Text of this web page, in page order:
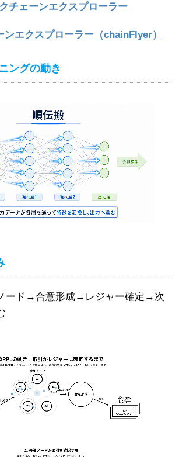
チェーンエクスプローラー
ンエクスプローラー（chainFlyer）
ングの動き
ード→合意形成→レジャー確定→次